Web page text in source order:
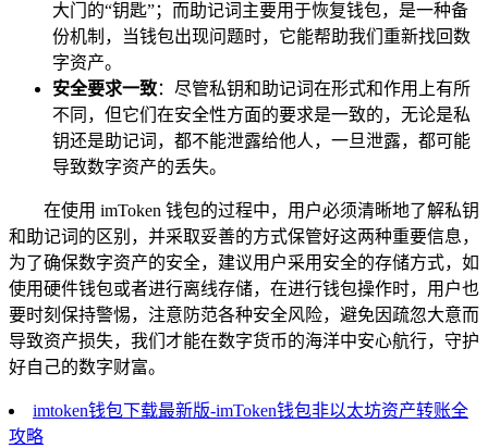
大门的“钥匙”；而助记词主要用于恢复钱包，是一种备
份机制，当钱包出现问题时，它能帮助我们重新找回数
字资产。
安全要求一致：尽管私钥和助记词在形式和作用上有所
不同，但它们在安全性方面的要求是一致的，无论是私
钥还是助记词，都不能泄露给他人，一旦泄露，都可能
导致数字资产的丢失。
在使用 imToken 钱包的过程中，用户必须清晰地了解私钥
和助记词的区别，并采取妥善的方式保管好这两种重要信息，
为了确保数字资产的安全，建议用户采用安全的存储方式，如
使用硬件钱包或者进行离线存储，在进行钱包操作时，用户也
要时刻保持警惕，注意防范各种安全风险，避免因疏忽大意而
导致资产损失，我们才能在数字货币的海洋中安心航行，守护
好自己的数字财富。
imtoken钱包下载最新版-imToken钱包非以太坊资产转账全
攻略